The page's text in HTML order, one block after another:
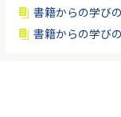
書籍からの学び
書籍からの学び